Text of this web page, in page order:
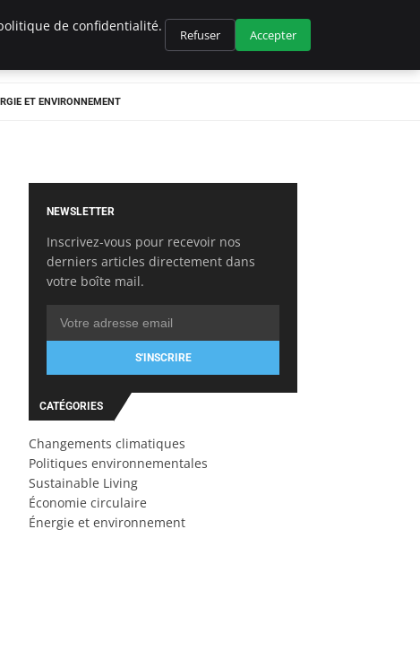
ET ENVIRONNEMENT
NEWSLETTER
Inscrivez-vous pour recevoir nos
derniers articles directement dans
votre boîte mail.
S'INSCRIRE
CATÉGORIES
Changements climatiques
Politiques environnementales
Sustainable Living
Économie circulaire
Énergie et environnement
de confidentialité.
Refuser Accepter